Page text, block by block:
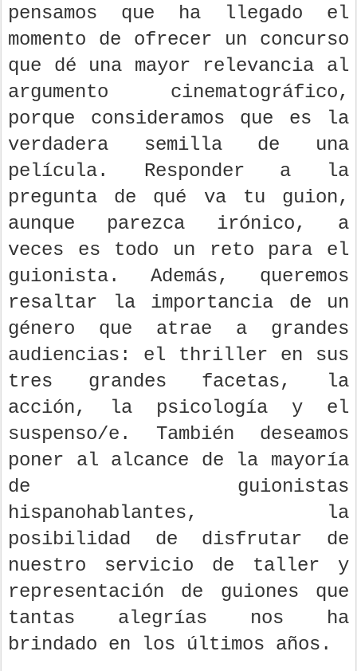
pensamos que ha llegado el
momento de ofrecer un concurso
que dé una mayor relevancia al
argumento cinematográfico,
porque consideramos que es la
verdadera semilla de una
película. Responder a la
pregunta de qué va tu guion,
aunque parezca irónico, a
veces es todo un reto para el
guionista. Además, queremos
resaltar la importancia de un
género que atrae a grandes
audiencias: el thriller en sus
tres grandes facetas, la
acción, la psicología y el
suspenso/e. También deseamos
poner al alcance de la mayoría
de guionistas
hispanohablantes, la
posibilidad de disfrutar de
nuestro servicio de taller y
representación de guiones que
tantas alegrías nos ha
brindado en los últimos años.